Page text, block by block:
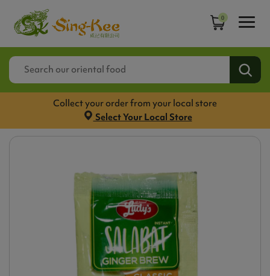
0
Collect your order from your local store
Select Your Local Store